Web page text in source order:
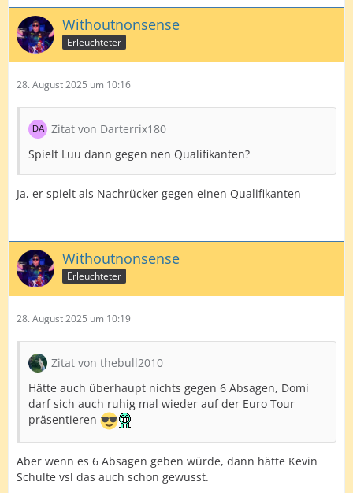
Withoutnonsense
Erleuchteter
28. August 2025 um 10:16
Zitat von Darterrix180
Spielt Luu dann gegen nen Qualifikanten?
Ja, er spielt als Nachrücker gegen einen Qualifikanten
Withoutnonsense
Erleuchteter
28. August 2025 um 10:19
Zitat von thebull2010
Hätte auch überhaupt nichts gegen 6 Absagen, Domi
darf sich auch ruhig mal wieder auf der Euro Tour
präsentieren
Aber wenn es 6 Absagen geben würde, dann hätte Kevin
Schulte vsl das auch schon gewusst.